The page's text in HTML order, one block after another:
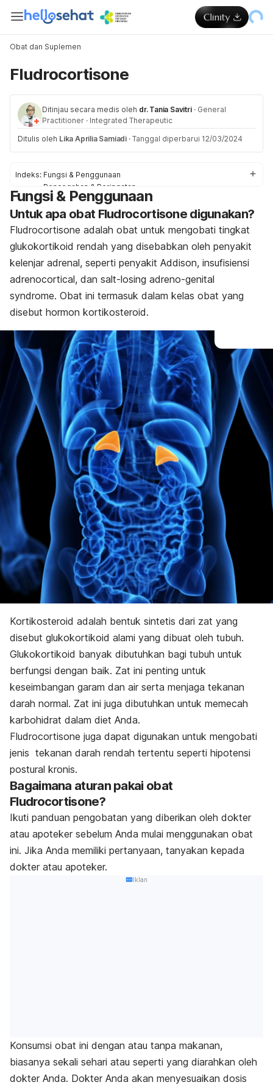
Obat dan Suplemen
Fludrocortisone
Ditinjau secara medis oleh dr. Tania Savitri · General
Practitioner · Integrated Therapeutic
Ditulis oleh Lika Aprilia Samiadi · Tanggal diperbarui 12/03/2024
Indeks: Fungsi & Penggunaan
Pencegahan & Peringatan
Efek Samping
Interaksi Obat
Dosis
Fungsi & Penggunaan
Untuk apa obat Fludrocortisone digunakan?
Fludrocortisone adalah obat untuk mengobati tingkat
glukokortikoid rendah yang disebabkan oleh penyakit
kelenjar adrenal, seperti penyakit Addison, insufisiensi
adrenocortical, dan salt-losing adreno-genital
syndrome. Obat ini termasuk dalam kelas obat yang
disebut hormon kortikosteroid.
Kortikosteroid adalah bentuk sintetis dari zat yang
disebut glukokortikoid alami yang dibuat oleh tubuh.
Glukokortikoid banyak dibutuhkan bagi tubuh untuk
berfungsi dengan baik. Zat ini penting untuk
keseimbangan garam dan air serta menjaga tekanan
darah normal. Zat ini juga dibutuhkan untuk memecah
karbohidrat dalam diet Anda.
Fludrocortisone juga dapat digunakan untuk mengobati
jenis tekanan darah rendah tertentu seperti hipotensi
postural kronis.
Bagaimana aturan pakai obat
Fludrocortisone?
Ikuti panduan pengobatan yang diberikan oleh dokter
atau apoteker sebelum Anda mulai menggunakan obat
ini. Jika Anda memiliki pertanyaan, tanyakan kepada
dokter atau apoteker.
Iklan
Konsumsi obat ini dengan atau tanpa makanan,
biasanya sekali sehari atau seperti yang diarahkan oleh
dokter Anda. Dokter Anda akan menyesuaikan dosis